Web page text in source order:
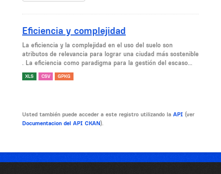
Eficiencia y complejidad
La eficiencia y la complejidad en el uso del suelo son
atributos de relevancia para lograr una ciudad más sostenible
. La eficiencia como paradigma para la gestión del escaso...
XLS CSV GPKG
Usted también puede acceder a este registro utilizando la API (ver
Documentacion del API CKAN).